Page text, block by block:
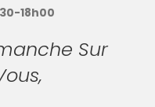
18h00
Sur